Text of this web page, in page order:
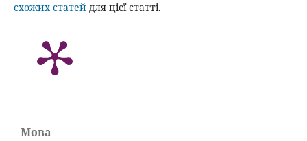
схожих статейдля цієї статті.
Мова